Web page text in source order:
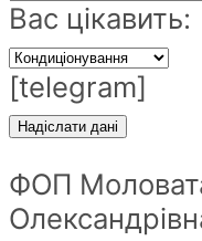
Вас цікавить:
[telegram]
ФОП